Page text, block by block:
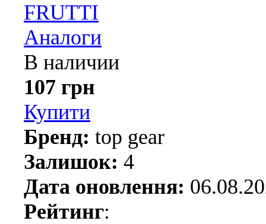
FRUTTI
Аналоги
В наличии
107 грн
Купити
Бренд: top gear
Залишок: 4
Дата оновлення:
Рейтинг: